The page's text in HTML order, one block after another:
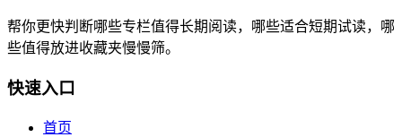
帮你更快判断哪些专栏值得长期阅读，哪些适合短期试读，哪
些值得放进收藏夹慢慢筛。
快速入口
首页